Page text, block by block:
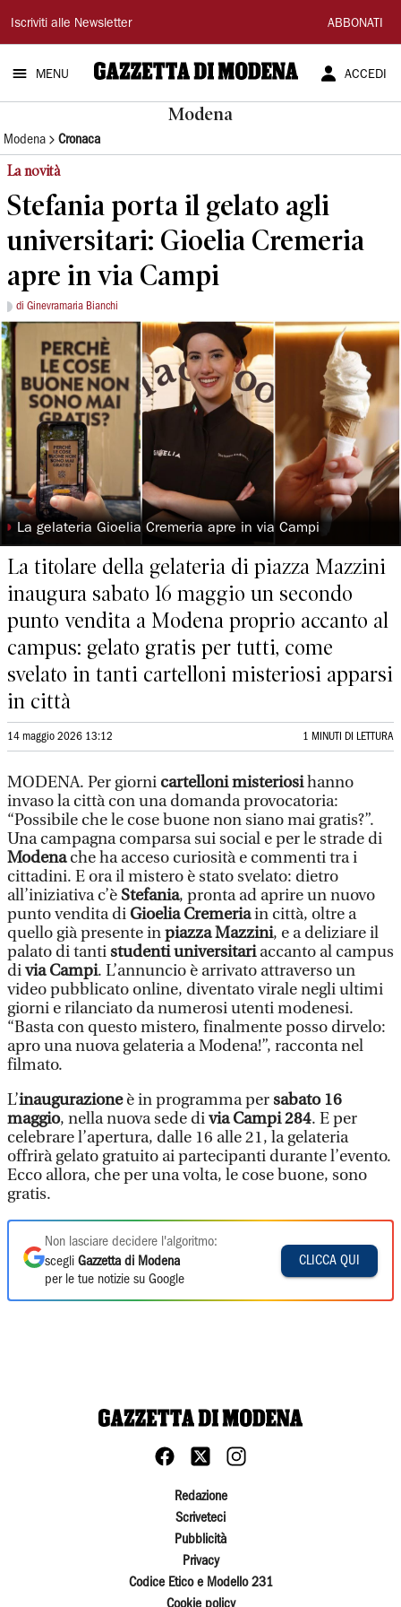
Gazzetta
di
Modena
Iscriviti alle Newsletter ABBONATI
MENU ACCEDI
Modena
Modena Cronaca
La novità
Stefania porta il gelato agli
universitari: Gioelia Cremeria
apre in via Campi
di Ginevramaria Bianchi
◗ La gelateria Gioelia Cremeria apre in via Campi
La titolare della gelateria di piazza Mazzini
inaugura sabato 16 maggio un secondo
punto vendita a Modena proprio accanto al
campus: gelato gratis per tutti, come
svelato in tanti cartelloni misteriosi apparsi
in città
14 maggio 2026 13:12 1 MINUTI DI LETTURA
MODENA. Per giorni cartelloni misteriosihanno
invaso la città con una domanda provocatoria:
“Possibile che le cose buone non siano mai gratis?”.
Una campagna comparsa sui social e per le strade di
Modenache ha acceso curiosità e commenti tra i
cittadini. E ora il mistero è stato svelato: dietro
all’iniziativa c’è Stefania, pronta ad aprire un nuovo
punto vendita diGioelia Cremeriain città, oltre a
quello già presente inpiazza Mazzini, e a deliziare il
palato di tantistudenti universitariaccanto al campus
divia Campi. L’annuncio è arrivato attraverso un
video pubblicato online, diventato virale negli ultimi
giorni e rilanciato da numerosi utenti modenesi.
“Basta con questo mistero, finalmente posso dirvelo:
apro una nuova gelateria a Modena!”, racconta nel
filmato.
L’inaugurazioneè in programma persabato 16
maggio, nella nuova sede divia Campi 284. E per
celebrare l’apertura, dalle 16 alle 21, la gelateria
offrirà gelato gratuito ai partecipanti durante l’evento.
Ecco allora, che per una volta, le cose buone, sono
gratis.
Non lasciare decidere l'algoritmo:
scegli Gazzetta di Modena
per le tue notizie su Google
CLICCA QUI
Redazione
Scriveteci
Pubblicità
Privacy
Codice Etico e Modello 231
Cookie policy